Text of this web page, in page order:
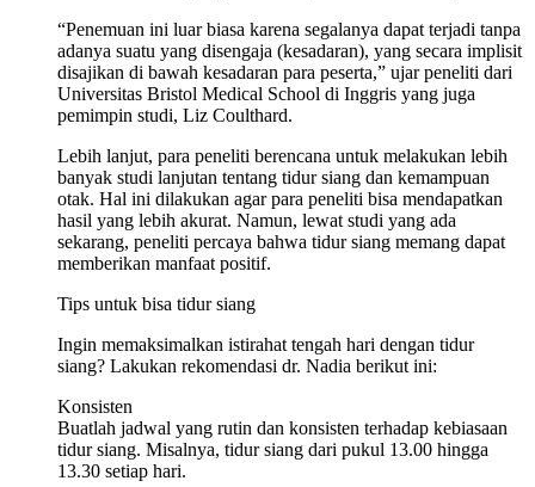
“Penemuan ini luar biasa karena segalanya dapat terjadi tanpa
adanya suatu yang disengaja (kesadaran), yang secara implisit
disajikan di bawah kesadaran para peserta,” ujar peneliti dari
Universitas Bristol Medical School di Inggris yang juga
pemimpin studi, Liz Coulthard.
Lebih lanjut, para peneliti berencana untuk melakukan lebih
banyak studi lanjutan tentang tidur siang dan kemampuan
otak. Hal ini dilakukan agar para peneliti bisa mendapatkan
hasil yang lebih akurat. Namun, lewat studi yang ada
sekarang, peneliti percaya bahwa tidur siang memang dapat
memberikan manfaat positif.
Tips untuk bisa tidur siang
Ingin memaksimalkan istirahat tengah hari dengan tidur
siang? Lakukan rekomendasi dr. Nadia berikut ini:
Konsisten
Buatlah jadwal yang rutin dan konsisten terhadap kebiasaan
tidur siang. Misalnya, tidur siang dari pukul 13.00 hingga
13.30 setiap hari.